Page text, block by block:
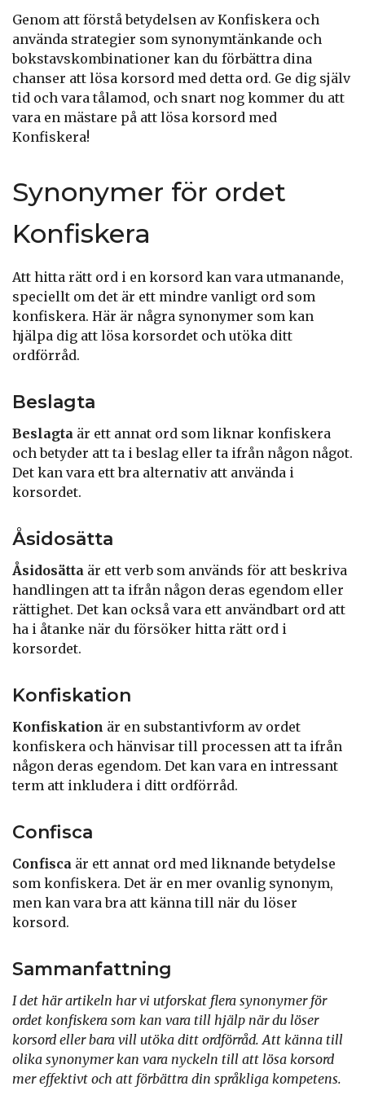
Genom att förstå betydelsen av Konfiskera och
använda strategier som synonymtänkande och
bokstavskombinationer kan du förbättra dina
chanser att lösa korsord med detta ord. Ge dig själv
tid och vara tålamod, och snart nog kommer du att
vara en mästare på att lösa korsord med
Konfiskera!
Synonymer för ordet
Konfiskera
Att hitta rätt ord i en korsord kan vara utmanande,
speciellt om det är ett mindre vanligt ord som
konfiskera. Här är några synonymer som kan
hjälpa dig att lösa korsordet och utöka ditt
ordförråd.
Beslagta
Beslagta är ett annat ord som liknar konfiskera
och betyder att ta i beslag eller ta ifrån någon något.
Det kan vara ett bra alternativ att använda i
korsordet.
Åsidosätta
Åsidosätta är ett verb som används för att beskriva
handlingen att ta ifrån någon deras egendom eller
rättighet. Det kan också vara ett användbart ord att
ha i åtanke när du försöker hitta rätt ord i
korsordet.
Konfiskation
Konfiskation är en substantivform av ordet
konfiskera och hänvisar till processen att ta ifrån
någon deras egendom. Det kan vara en intressant
term att inkludera i ditt ordförråd.
Confisca
Confisca är ett annat ord med liknande betydelse
som konfiskera. Det är en mer ovanlig synonym,
men kan vara bra att känna till när du löser
korsord.
Sammanfattning
I det här artikeln har vi utforskat flera synonymer för
ordet konfiskera som kan vara till hjälp när du löser
korsord eller bara vill utöka ditt ordförråd. Att känna till
olika synonymer kan vara nyckeln till att lösa korsord
mer effektivt och att förbättra din språkliga kompetens.